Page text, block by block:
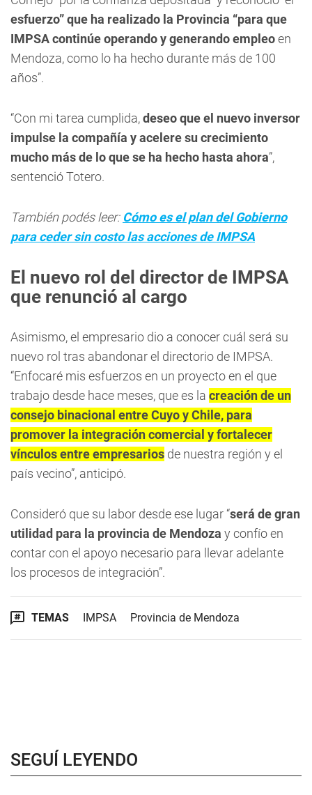
esfuerzo” que ha realizado la Provincia “para que
IMPSA continúe operando y generando empleoen
Mendoza, como lo ha hecho durante más de 100
años”.
“Con mi tarea cumplida,deseo que el nuevo inversor
impulse la compañía y acelere su crecimiento
mucho más de lo que se ha hecho hasta ahora”,
sentenció Totero.
También podés leer: Cómo es el plan del Gobierno
para ceder sin costo las acciones de IMPSA
El nuevo rol del director de IMPSA
que renunció al cargo
Asimismo, el empresario dio a conocer cuál será su
nuevo rol tras abandonar el directorio de IMPSA.
“Enfocaré mis esfuerzos en un proyecto en el que
trabajo desde hace meses, que es la creación de un
consejo binacional entre Cuyo y Chile, para
promover la integración comercial y fortalecer
vínculos entre empresarios de nuestra región y el
país vecino”, anticipó.
Consideró que su labor desde ese lugar “será de gran
utilidad para la provincia de Mendoza y confío en
contar con el apoyo necesario para llevar adelante
los procesos de integración”.
TEMAS IMPSA Provincia de Mendoza
SEGUÍ LEYENDO